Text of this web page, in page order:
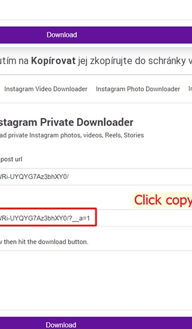
na Kopírovat jej zkopírujte do schránky